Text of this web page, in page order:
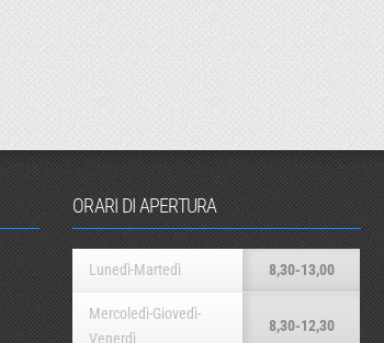
ORARI DI APERTURA
Lunedì-Martedì 8,30-13,00
Mercoledì-Giovedì-
Venerdì
8,30-12,30